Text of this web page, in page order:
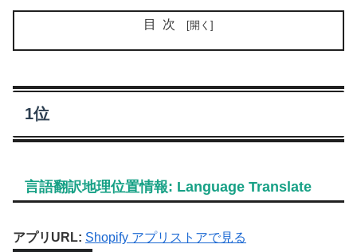
目次
1位
言語翻訳地理位置情報: Language Translate
アプリURL: Shopify アプリストアで見る